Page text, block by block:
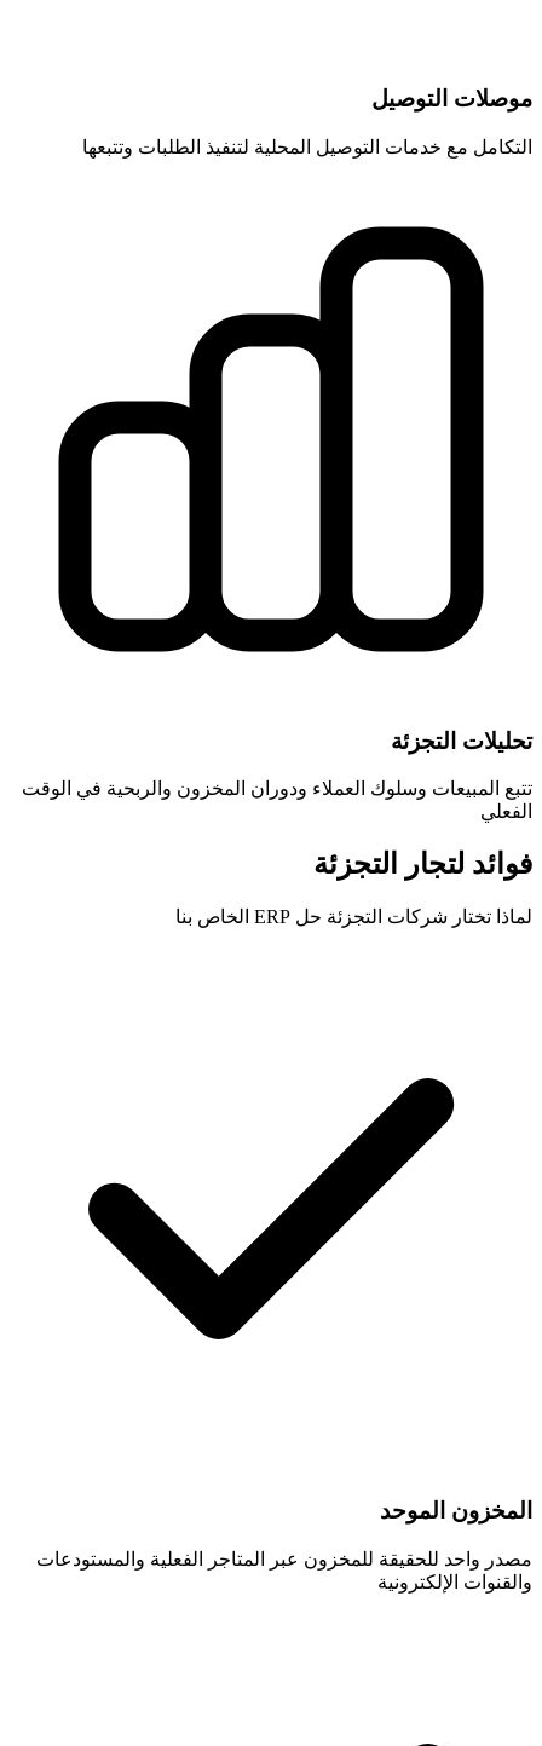
موصلات التوصيل
التكامل مع خدمات التوصيل المحلية لتنفيذ الطلبات وتتبعها
تحليلات التجزئة
تتبع المبيعات وسلوك العملاء ودوران المخزون والربحية في الوقت
الفعلي
فوائد لتجار التجزئة
لماذا تختار شركات التجزئة حل ERP الخاص بنا
المخزون الموحد
مصدر واحد للحقيقة للمخزون عبر المتاجر الفعلية والمستودعات
والقنوات الإلكترونية